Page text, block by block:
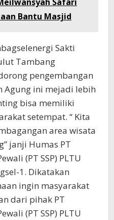
Bantu Masjid
Sakti
Tambang
pengembangan
Agung ini mejadi lebih
bisa memiliki
setempat. “ Kita
area wisata
janji Humas PT
(PT SSP) PLTU
1. Dikatakan
ingin masyarakat
dari pihak PT
(PT SSP) PLTU